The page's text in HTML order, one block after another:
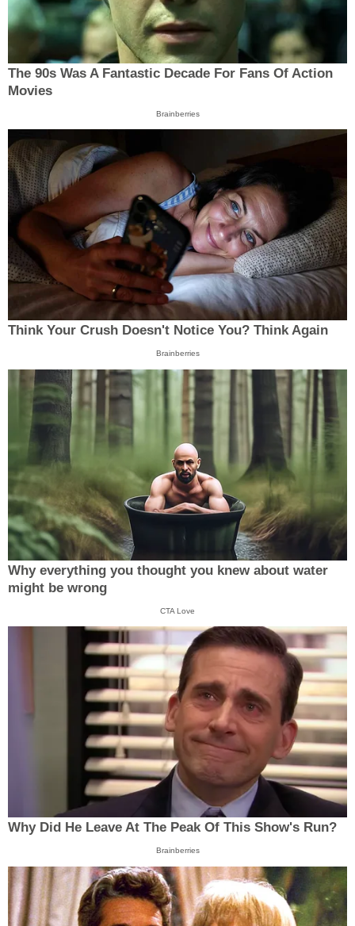
The 90s Was A Fantastic Decade For Fans Of Action
Movies
Brainberries
Think Your Crush Doesn't Notice You? Think Again
Brainberries
Why everything you thought you knew about water
might be wrong
CTA Love
Why Did He Leave At The Peak Of This Show's Run?
Brainberries